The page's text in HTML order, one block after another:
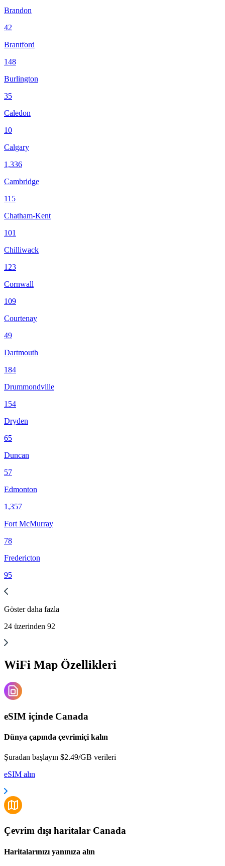
Brandon
42
Brantford
148
Burlington
35
Caledon
10
Calgary
1,336
Cambridge
115
Chatham-Kent
101
Chilliwack
123
Cornwall
109
Courtenay
49
Dartmouth
184
Drummondville
154
Dryden
65
Duncan
57
Edmonton
1,357
Fort McMurray
78
Fredericton
95
Göster daha fazla
24 üzerinden 92
WiFi Map Özellikleri
eSIM içinde Canada
Dünya çapında çevrimiçi kalın
Şuradan başlayın $2.49/GB verileri
eSIM alın
Çevrim dışı haritalar Canada
Haritalarınızı yanınıza alın